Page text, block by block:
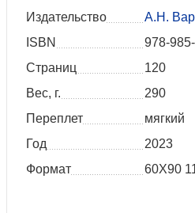
Издательство
А.Н.
ISBN
978-
Страниц
120
Вес, г.
290
Переплет
мягкий
Год
2023
Формат
60X90